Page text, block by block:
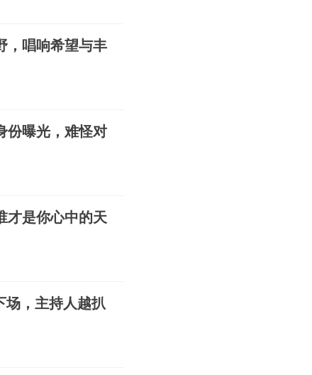
，唱响希望与丰
份曝光，难怪对
才是你心中的天
场，主持人越扒